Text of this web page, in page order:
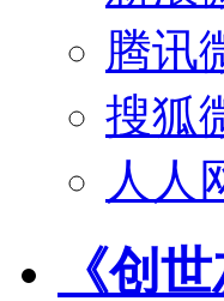
腾讯
搜狐
人人
《创